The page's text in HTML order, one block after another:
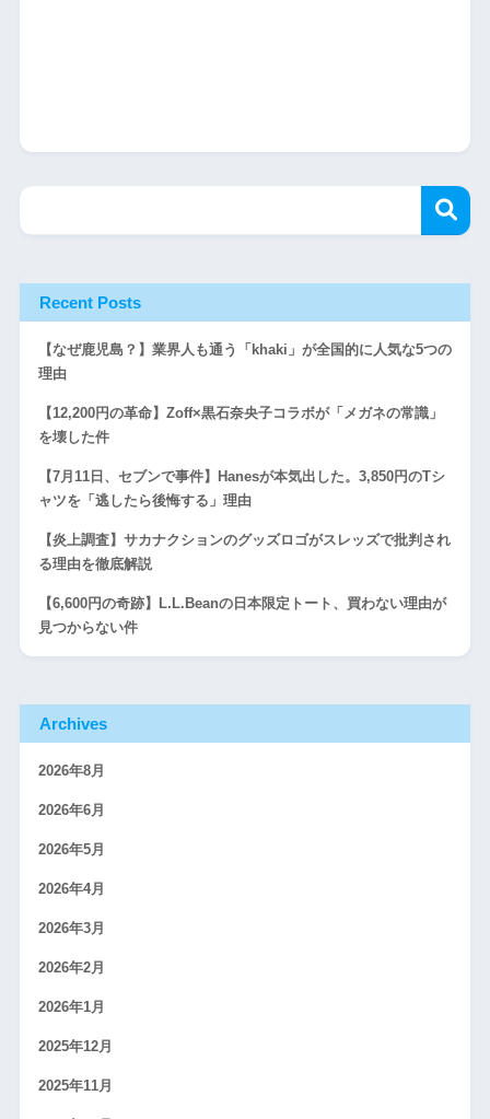
Recent Posts
【なぜ鹿児島？】業界人も通う「khaki」が全国的に人気な5つの
理由
【12,200円の革命】Zoff×黒石奈央子コラボが「メガネの常識」
を壊した件
【7月11日、セブンで事件】Hanesが本気出した。3,850円のTシ
ャツを「逃したら後悔する」理由
【炎上調査】サカナクションのグッズロゴがスレッズで批判され
る理由を徹底解説
【6,600円の奇跡】L.L.Beanの日本限定トート、買わない理由が
見つからない件
Archives
2026年8月
2026年6月
2026年5月
2026年4月
2026年3月
2026年2月
2026年1月
2025年12月
2025年11月